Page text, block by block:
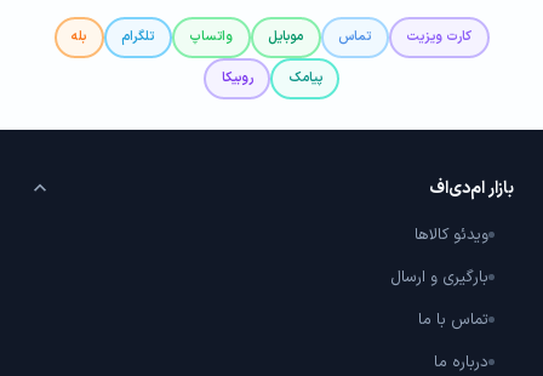
کارت ویزیت تماس موبایل واتساپ تلگرام
بله
پیامک
روبیکا
بازار ام‌دی‌اف
ویدئو کالاها
بارگیری و ارسال
تماس با ما
درباره ما